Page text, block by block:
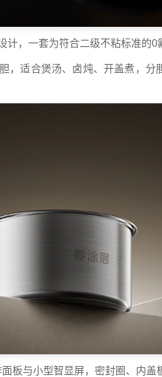
计，一套为符合二级不粘标准的0
，适合煲汤、卤炖、开盖煮，
板与小型智显屏，密封圈、内盖